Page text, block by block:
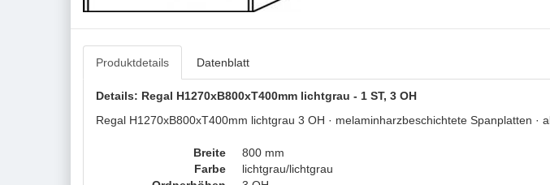
Produktdetails Datenblatt
Details: Regal H1270xB800xT400mm lichtgrau - 1 ST, 3 OH
Regal H1270xB800xT400mm lichtgrau 3 OH · melaminharzbeschichtete Spanplatten
Breite
800 mm
Farbe
lichtgrau/lichtgrau